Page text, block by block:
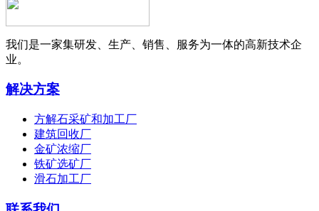
我们是一家集研发、生产、销售、服务为一体的高新技术企
业。
解决方案
方解石采矿和加工厂
建筑回收厂
金矿浓缩厂
铁矿选矿厂
滑石加工厂